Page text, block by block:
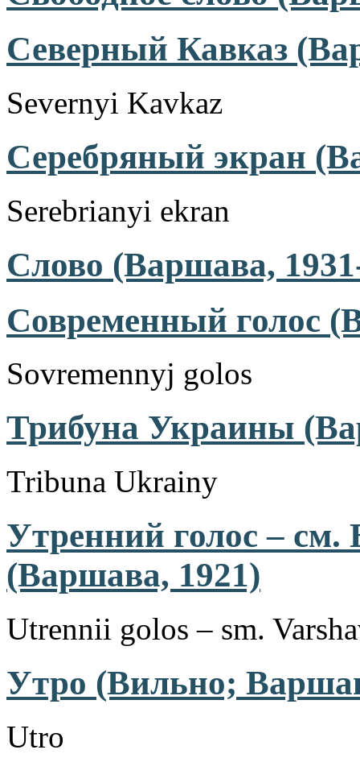
Северный Кавказ
Severnyi Kavkaz
Серебряный экран
Serebrianyi ekran
Слово (Варшава,
Современный голос
Sovremennyj golos
Трибуна Украины
Tribuna Ukrainy
Утренний голос – см.
(Варшава, 1921)
Utrennii golos – sm.
Утро (Вильно;
Utro